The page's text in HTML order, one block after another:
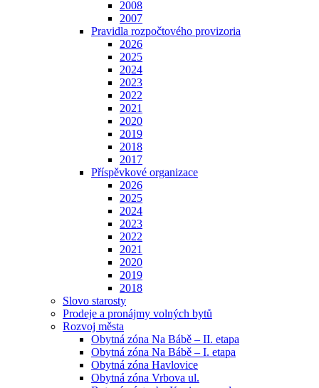
2008
2007
Pravidla rozpočtového provizoria
2026
2025
2024
2023
2022
2021
2020
2019
2018
2017
Příspěvkové organizace
2026
2025
2024
2023
2022
2021
2020
2019
2018
Slovo starosty
Prodeje a pronájmy volných bytů
Rozvoj města
Obytná zóna Na Bábě – II. etapa
Obytná zóna Na Bábě – I. etapa
Obytná zóna Havlovice
Obytná zóna Vrbova ul.